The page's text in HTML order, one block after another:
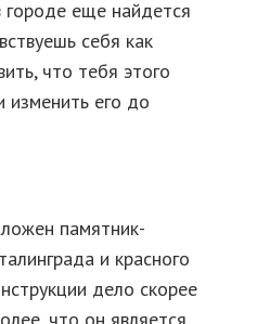
городе еще найдется
себя как
что тебя этого
изменить его до
памятник-
и красного
дело скорее